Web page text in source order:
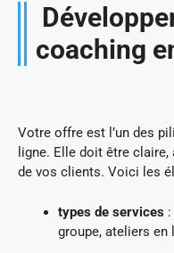
coaching
Votre offre est l’un des
ligne. Elle doit être
de vos clients. Voici les
types de services
groupe, ateliers en